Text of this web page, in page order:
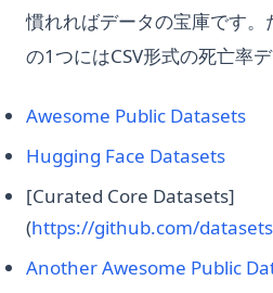
慣れればデータの宝庫です。
の1つにはCSV形式の死亡率
Awesome Public Datasets
Hugging Face Datasets
[Curated Core Datasets]
(https://github.com/datasets
Another Awesome Public